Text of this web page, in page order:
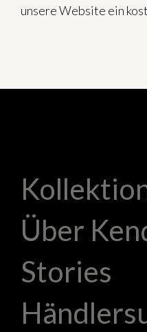
unsere Website ein
Über
Stories